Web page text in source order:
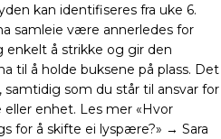
kan identifiseres fra uke 6.
samleie være annerledes for
enkelt å strikke og gir den
til å holde buksene på plass. Det
samtidig som du står til ansvar for
enhet. Les mer «Hvor
for å skifte ei lyspære?» → Sara